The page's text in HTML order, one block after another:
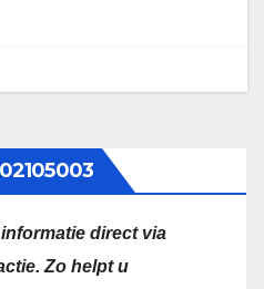
direct via
Zo helpt u